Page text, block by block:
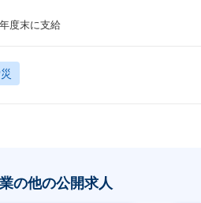
度末に支給
の他の公開求人